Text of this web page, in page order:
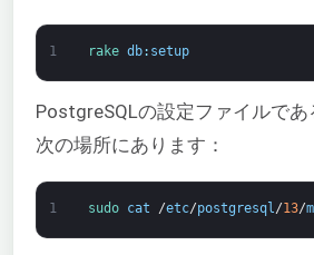
1 rake db: setup
PostgreSQLの設定ファイルであ
次の場所にあります：
1 sudo cat /etc/postgresql/13/